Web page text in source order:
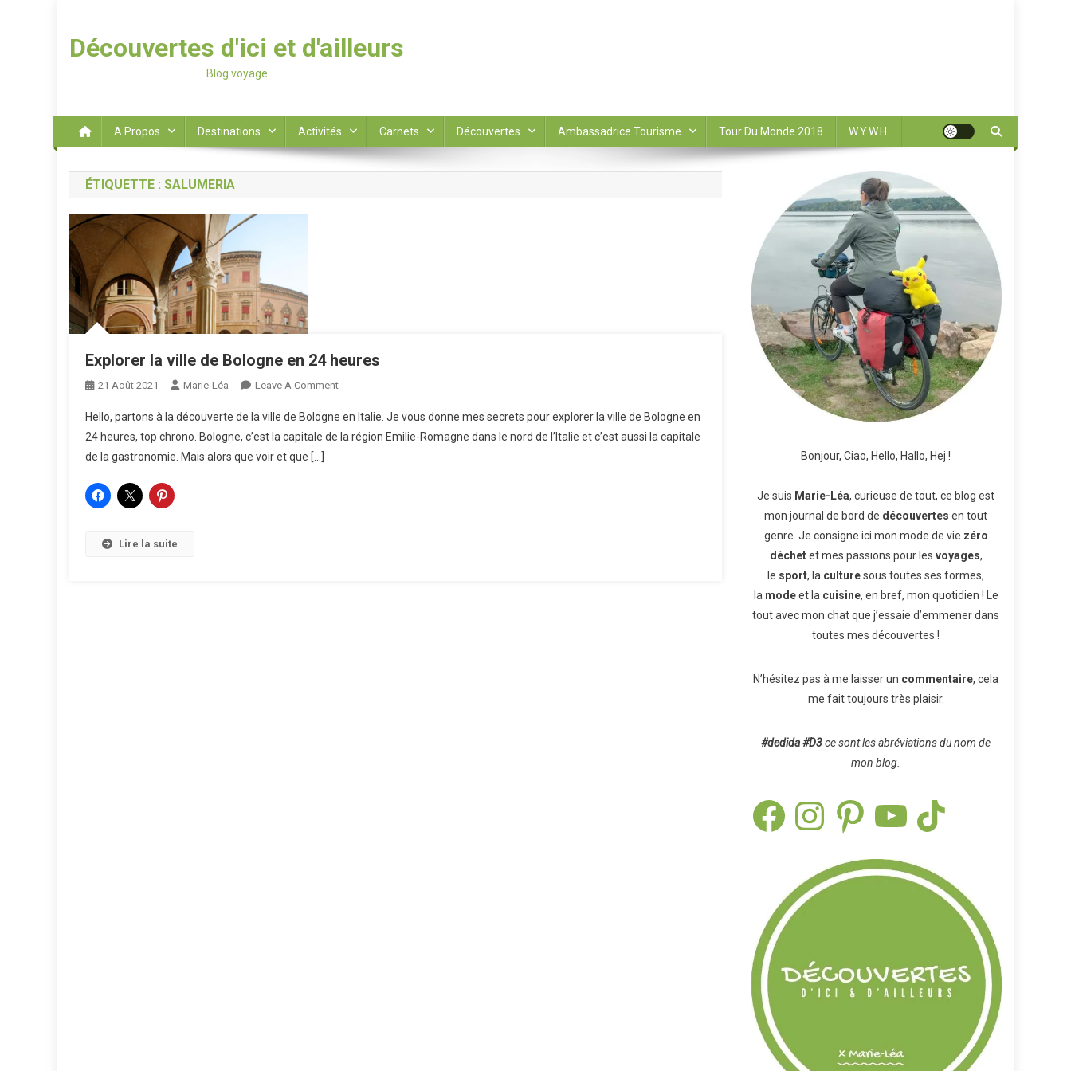
Découvertes d'ici et d'ailleurs
Blog voyage
A Propos Destinations Activités Carnets Découvertes Ambassadrice Tourisme Tour Du Monde 2018 W.Y.W.H.
ÉTIQUETTE : SALUMERIA
Explorer la ville de Bologne en 24 heures
21 Août 2021 Marie-Léa Leave A CommentOn
La
Ville
Hello, partons à la découverte de la ville de Bologne en Italie. Je vous donne mes secrets pour explorer la ville de Bologne en
24 heures, top chrono. Bologne, c’est la capitale de la région Emilie-Romagne dans le nord de l’Italie et c’est aussi la capitale
de la gastronomie. Mais alors que voir et que […]
Lire la suite
Bonjour, Ciao, Hello, Hallo, Hej !
Je suis Marie-Léa, curieuse de tout, ce blog est
mon journal de bord de découvertes en tout
genre. Je consigne ici mon mode de vie zéro
déchetet mes passions pour les voyages,
le sport, la culturesous toutes ses formes,
la modeet la cuisine, en bref, mon quotidien ! Le
tout avec mon chat que j’essaie d’emmener dans
toutes mes découvertes !
N’hésitez pas à me laisser un commentaire, cela
me fait toujours très plaisir.
#dedida#D3ce sont les abréviations du nom de
mon blog.
FacebookInstagramPinterest TikTok